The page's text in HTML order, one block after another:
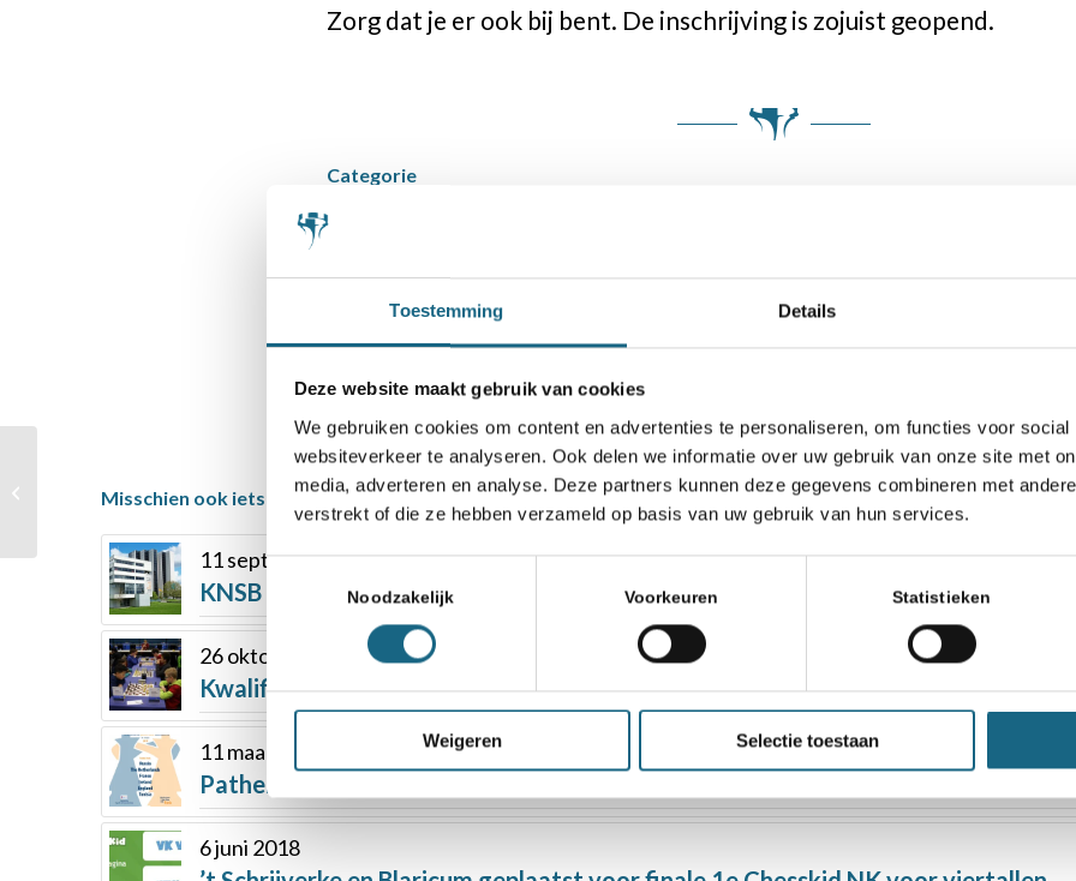
Toestemming Details
Deze website maakt gebruik van cookies
We gebruiken cookies om content en advertenties te personaliseren, om functies voor
websiteverkeer te analyseren. Ook delen we informatie over uw gebruik van onze site met
media, adverteren en analyse. Deze partners kunnen deze gegevens combineren met
verstrekt of die ze hebben verzameld op basis van uw gebruik van hun services.
Toestemmingsselectie
Noodzakelijk Voorkeuren Statistieken
Weigeren Selectie toestaan
Zorg dat je er ook bij bent. De inschrijving is zojuist geopend.
Categorie
Misschien ook iets voor u
11 september 2019
KNSB Jeugdclubcompetitie 2019 start 14 september
26 oktober 2018
Kwalificaties NK VO starten op 9 november
11 maart 2019
Pathena tekent overeenkomst ‘ChessMates’
6 juni 2018
augustus verschenen